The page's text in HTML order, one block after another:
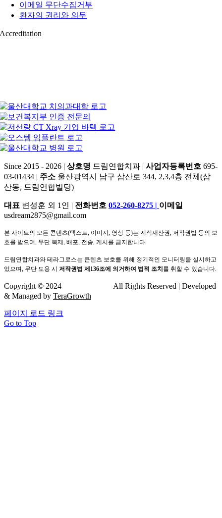
이메일 무단수집거부
환자의 권리와 의무
Accreditation
Since 2015 - 2026 | 상호명 드림연합치과 | 사업자등록번호 695-
03-01434 | 주소 울산광역시 남구 삼산로 344, 2,3,4층 전체(삼
산동, 드림연합빌딩)
대표 변성훈 외 1인 | 전화번호 052-260-8275 | 이메일
usdream2875@gmail.com
본 사이트의 모든 콘텐츠(텍스트, 이미지, 영상 등)는 지식재산권, 저작권법 등의 보
호를 받으며, 무단 복제, 배포, 전송, 게시를 금지합니다.
드림연합치과와 테라그로스는 콘텐츠 보호를 위해 정기적인 모니터링을 실시하고
있으며, 무단 도용 시 저작권법 제136조에 의거하여 법적 조치 를 취할 수 있습니다.
Copyright © 2024
All Rights Reserved | Developed
& Managed by TeraGrowth
페이지 로드 링크
Go to Top